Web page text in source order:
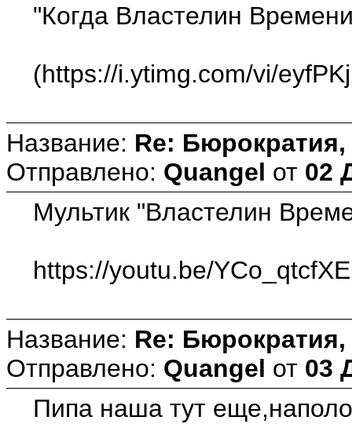
"Когда Властелин
(https://i.ytimg.com/vi/
Название: Re: Бюрократия,
Отправлено: Quangel от 02
Мультик "Властелин
https://youtu.be/
Название: Re: Бюрократия,
Отправлено: Quangel от 03
Пипа наша тут